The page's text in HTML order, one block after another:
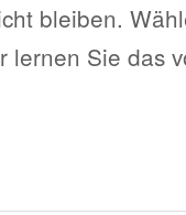
bleiben.
lernen Sie das